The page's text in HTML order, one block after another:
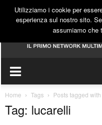
Home Tags Posts tagged
Tag: lucarelli
Utilizziamo i cookie per
esperienza sul nostro sito.
assumiamo che